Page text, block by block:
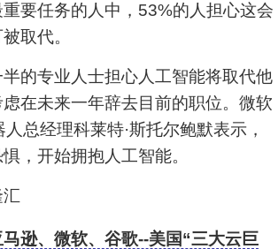
要任务的人中，53%的人担心这会
取代。
专业人士担心人工智能将取代他
在未来一年辞去目前的职位。微软
总经理科莱特·斯托尔鲍默表示，
，开始拥抱人工智能。
逊、微软、谷歌--美国“三大云巨